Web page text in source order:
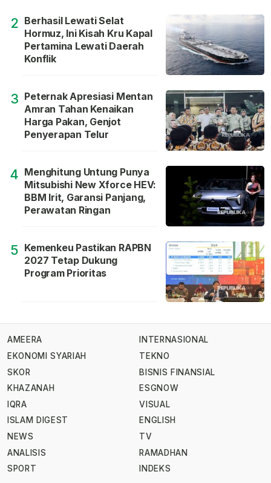
2 Berhasil Lewati Selat
Hormuz, Ini Kisah Kru Kapal
Pertamina Lewati Daerah
Konflik
3 Peternak Apresiasi Mentan
Amran Tahan Kenaikan
Harga Pakan, Genjot
Penyerapan Telur
4 Menghitung Untung Punya
Mitsubishi New Xforce HEV:
BBM Irit, Garansi Panjang,
Perawatan Ringan
5 Kemenkeu Pastikan RAPBN
2027 Tetap Dukung
Program Prioritas
AMEERA
EKONOMI SYARIAH
SKOR
KHAZANAH
IQRA
ISLAM DIGEST
NEWS
ANALISIS
SPORT
INTERNASIONAL
TEKNO
BISNIS FINANSIAL
ESGNOW
VISUAL
ENGLISH
TV
RAMADHAN
INDEKS